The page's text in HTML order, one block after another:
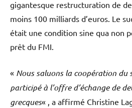
gigantesque restructuration de
moins 100 milliards d’euros. Le
était une condition sine qua non
prêt du FMI.
« Nous saluons la coopération du
participé à l’offre d’échange de
grecques« , a affirmé Christine